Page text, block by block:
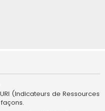
(Indicateurs de Ressources